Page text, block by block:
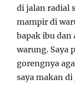
di jalan radial
mampir di
bapak ibu dan
warung. Saya
gorengnya
saya makan